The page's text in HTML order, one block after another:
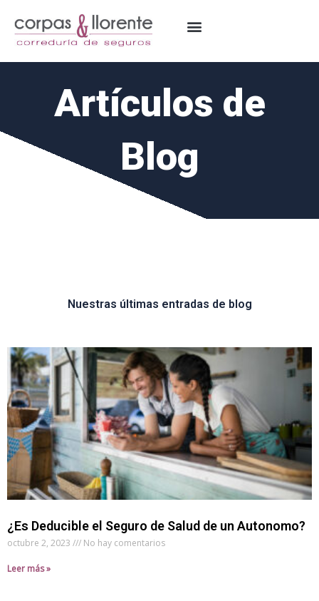
contenido
Artículos de
Blog
Nuestras últimas entradas de blog
¿Es Deducible el Seguro de Salud de un Autonomo?
octubre 2, 2023 No hay comentarios
Leer más »
Página
Página
Página
Página
Página